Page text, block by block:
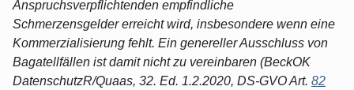
Anspruchsverpflichtenden empfindliche
Schmerzensgelder erreicht wird, insbesondere wenn eine
Kommerzialisierung fehlt. Ein genereller Ausschluss von
Bagatellfällen ist damit nicht zu vereinbaren (BeckOK
DatenschutzR/Quaas, 32. Ed. 1.2.2020, DS-GVO Art. 82